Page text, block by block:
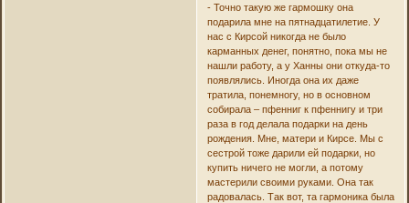
- Точно такую же гармошку она
подарила мне на пятнадцатилетие. У
нас с Кирсой никогда не было
карманных денег, понятно, пока мы не
нашли работу, а у Ханны они откуда-то
появлялись. Иногда она их даже
тратила, понемногу, но в основном
собирала – пфенниг к пфеннигу и три
раза в год делала подарки на день
рождения. Мне, матери и Кирсе. Мы с
сестрой тоже дарили ей подарки, но
купить ничего не могли, а потому
мастерили своими руками. Она так
радовалась. Так вот, та гармоника была